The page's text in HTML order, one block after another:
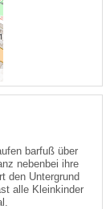
barfuß über
nebenbei ihre
den Untergrund
alle Kleinkinder